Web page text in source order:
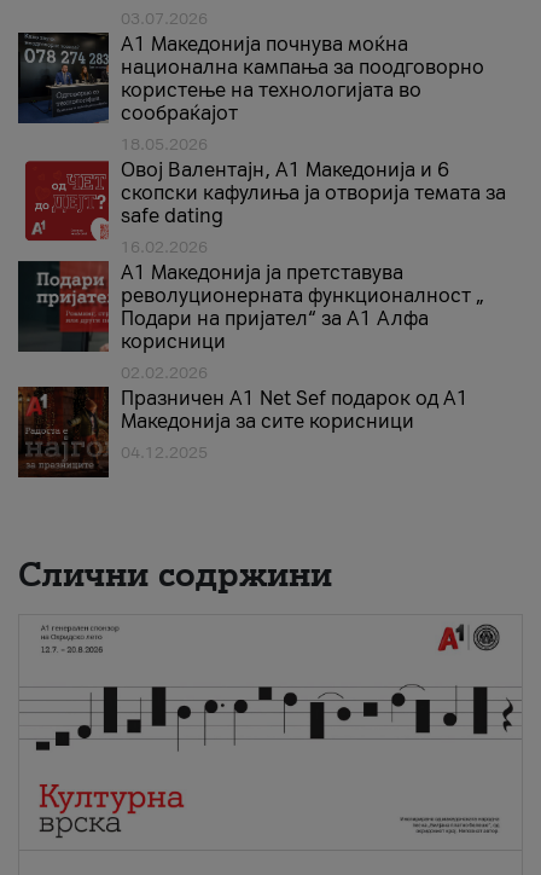
03.07.2026
A1 Македонија почнува моќна
национална кампања за поодговорно
користење на технологијата во
сообраќајот
18.05.2026
Овој Валентајн, A1 Македонија и 6
скопски кафулиња ја отворија темата за
safe dating
16.02.2026
А1 Македонија ја претставува
револуционерната функционалност „
Подари на пријател“ за А1 Алфа
корисници
02.02.2026
Празничен A1 Net Sеf подарок од А1
Македонија за сите корисници
04.12.2025
Слични содржини